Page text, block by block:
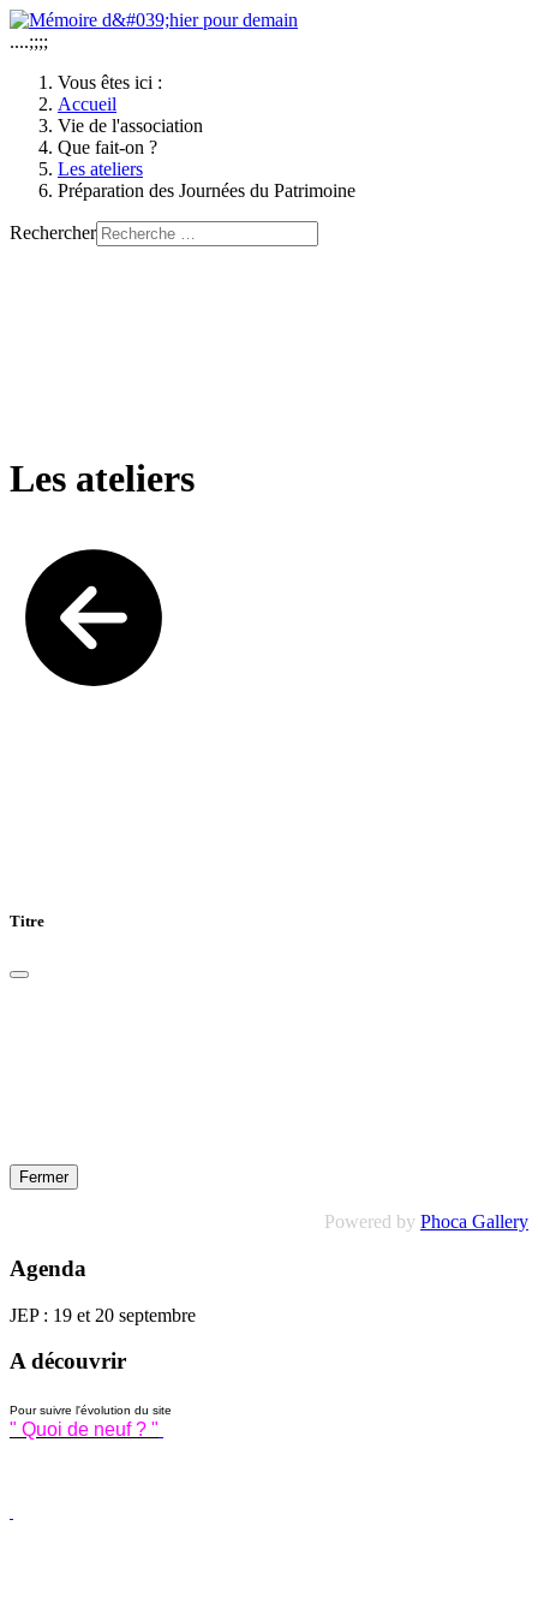
....;;;;
Vous êtes ici :
Accueil
Vie de l'association
Que fait-on ?
Les ateliers
Préparation des Journées du Patrimoine
Rechercher
Les ateliers
Titre
Fermer
Powered by Phoca Gallery
Agenda
JEP : 19 et 20 septembre
A découvrir
Pour suivre l'évolution du site
" Quoi de neuf ? "